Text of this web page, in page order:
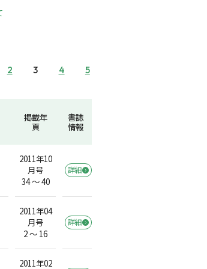
2 3 4 5
掲載年
頁
書誌
情報
2011年10
月号
34 ～ 40
詳細
2011年04
月号
2 ～ 16
詳細
2011年02